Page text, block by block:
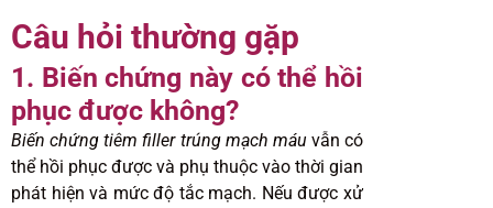
Câu hỏi thường gặp
1. Biến chứng này có thể hồi
phục được không?
Biến chứng tiêm filler trúng mạch máu vẫn có
thể hồi phục được và phụ thuộc vào thời gian
phát hiện và mức độ tắc mạch. Nếu được xử